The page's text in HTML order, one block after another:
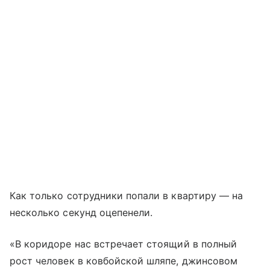
Как только сотрудники попали в квартиру — на
несколько секунд оцепенели.
«В коридоре нас встречает стоящий в полный
рост человек в ковбойской шляпе, джинсовом